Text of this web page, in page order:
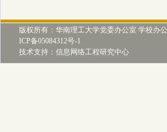
版权所有：华南理工大学党委办公室 学校办
ICP备05084312号-1
技术支持：信息网络工程研究中心